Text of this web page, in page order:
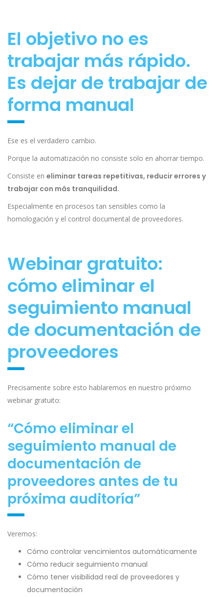
El objetivo no es
trabajar más rápido.
Es dejar de trabajar de
forma manual
Ese es el verdadero cambio.
Porque la automatización no consiste solo en ahorrar tiempo.
Consiste en eliminar tareas repetitivas, reducir errores y
trabajar con más tranquilidad.
Especialmente en procesos tan sensibles como la
homologación y el control documental de proveedores.
Webinar gratuito:
cómo eliminar el
seguimiento manual
de documentación de
proveedores
Precisamente sobre esto hablaremos en nuestro próximo
webinar gratuito:
“Cómo eliminar el
seguimiento manual de
documentación de
proveedores antes de tu
próxima auditoría”
Veremos:
Cómo controlar vencimientos automáticamente
Cómo reducir seguimiento manual
Cómo tener visibilidad real de proveedores y
documentación